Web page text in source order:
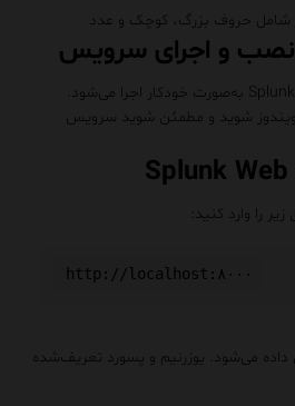
برای اطمینان، وارد Services ویندوز شوید و مطمئن شوید سرویس
را وارد کنید:
می‌شود. یوزرنیم و پسورد تعریف‌شده